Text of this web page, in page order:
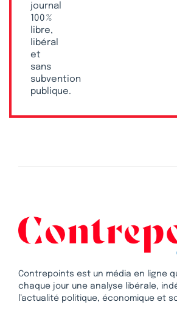
journal
100 %
libre,
libéral
et
sans
subvention
publique.
Contrepoints est un média en ligne
chaque jour une analyse libérale,
l’actualité politique, économique et